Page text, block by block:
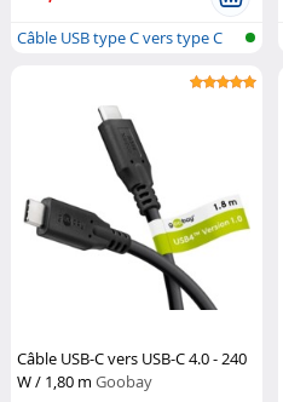
Câble USB type C vers type C
Câble USB-C vers USB-C 4.0 - 240
W / 1,80 m Goobay